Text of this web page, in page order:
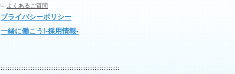
よくあるご質問
プライバシーポリシー
一緒に働こう!-採用情報-